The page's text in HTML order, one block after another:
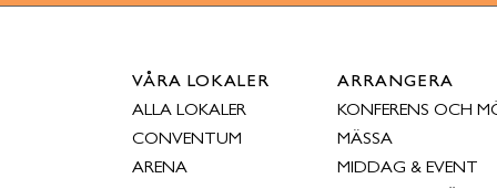
VÅRA LOKALER
ALLA LOKALER
CONVENTUM
ARENA
ARRANGERA
KONFERENS OCH
MÄSSA
MIDDAG & EVENT